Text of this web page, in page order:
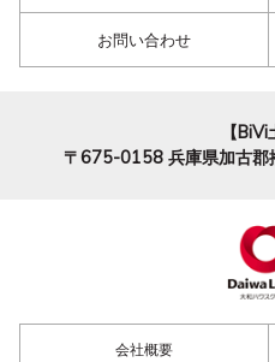
お問い合わせ
【BiVi
〒675-0158 兵庫県加古
会社概要